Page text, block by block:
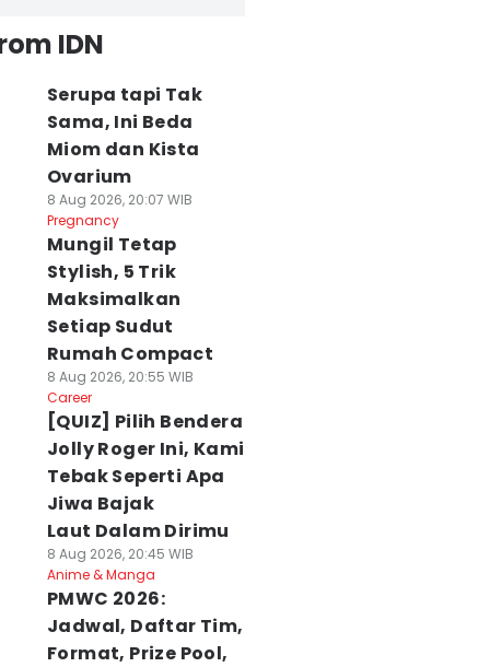
IDN
Serupa tapi Tak
Sama, Ini Beda
Miom dan Kista
Ovarium
8 Aug 2026, 20:07 WIB
Pregnancy
Mungil Tetap
Stylish, 5 Trik
Maksimalkan
Setiap Sudut
Rumah Compact
8 Aug 2026, 20:55 WIB
Career
[QUIZ] Pilih Bendera
Jolly Roger Ini, Kami
Tebak Seperti Apa
Jiwa Bajak
Laut Dalam Dirimu
8 Aug 2026, 20:45 WIB
Anime & Manga
PMWC 2026:
Jadwal, Daftar Tim,
Format, Prize Pool,